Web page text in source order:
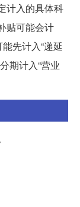
计入的具体科
贴可能会计
先计入“递延
期计入“营业